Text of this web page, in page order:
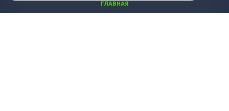
ГЛАВНАЯ